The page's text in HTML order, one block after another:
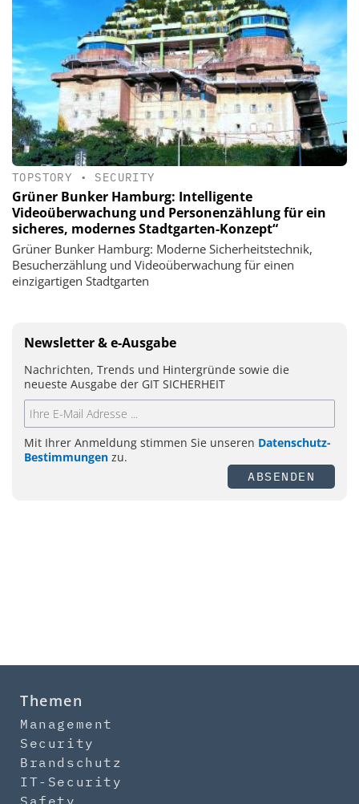
TOPSTORY • SECURITY
Grüner Bunker Hamburg: Intelligente
Videoüberwachung und Personenzählung für ein
sicheres, modernes Stadtgarten-Konzept“
Grüner Bunker Hamburg: Moderne Sicherheitstechnik,
Besucherzählung und Videoüberwachung für einen
einzigartigen Stadtgarten
Newsletter & e-Ausgabe
Nachrichten, Trends und Hintergründe sowie die
neueste Ausgabe der GIT SICHERHEIT
Mit Ihrer Anmeldung stimmen Sie unseren Datenschutz-
Bestimmungen zu.
ABSENDEN
Themen
Management
Security
Brandschutz
IT-Security
Safety